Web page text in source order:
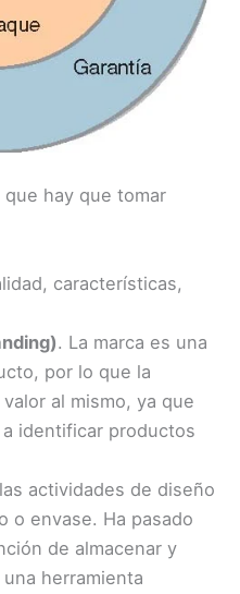
hay que tomar
características,
. La marca es una
por lo que la
al mismo, ya que
identificar productos
actividades de diseño
o envase. Ha pasado
de almacenar y
herramienta